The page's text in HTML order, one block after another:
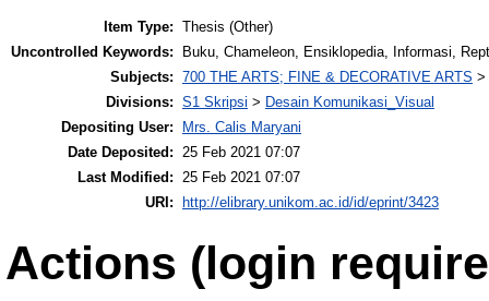
Item Type: Thesis (Other)
Uncontrolled Keywords:
Buku, Chameleon, Ensiklopedia, Informasi,
Subjects: 700 THE ARTS; FINE & DECORATIVE ARTS >
Divisions: S1 Skripsi > Desain Komunikasi_Visual
Depositing User:
Mrs. Calis Maryani
Date Deposited: 25 Feb 2021 07:07
Last Modified: 25 Feb 2021 07:07
URI:
http://elibrary.unikom.ac.id/id/eprint/3423
Actions (login